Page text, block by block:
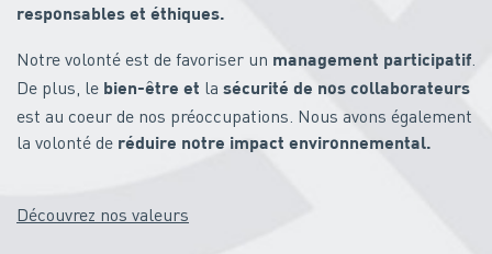
responsables et éthiques.
Notre volonté est de favoriser un management participatif
De plus, le bien-être et la sécurité de nos collaborateurs
est au coeur de nos préoccupations. Nous avons également
la volonté de réduire notre impact environnemental.
Découvrez nos valeurs